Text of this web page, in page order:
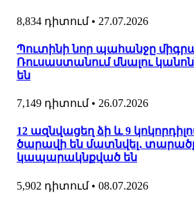
8,834 դիտում • 27.07.2026
Պուտինի նոր պահանջը
Ռուսաստանում մնալու
են
7,149 դիտում • 26.07.2026
12 ազնվացեղ ձի և 9
ծարավի են մատնվել․
կապարակնքված են
5,902 դիտում • 08.07.2026